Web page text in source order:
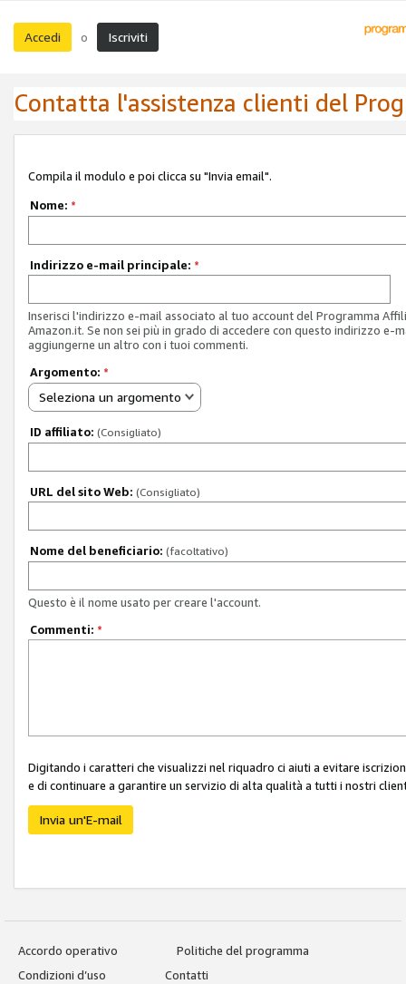
Accedi o Iscriviti
Contatta l'assistenza clienti del
Compila il modulo e poi clicca su "Invia email".
Nome: *
Indirizzo e-mail principale: *
Inserisci l'indirizzo e-mail associato al tuo account del Programma
Amazon.it. Se non sei più in grado di accedere con questo indirizzo e-
aggiungerne un altro con i tuoi commenti.
Argomento: *
Seleziona un argomento
ID affiliato: (Consigliato)
URL del sito Web: (Consigliato)
Nome del beneficiario: (facoltativo)
Questo è il nome usato per creare l'account.
Commenti: *
Digitando i caratteri che visualizzi nel riquadro ci aiuti a evitare
e di continuare a garantire un servizio di alta qualità a tutti i nostri
Invia un'E-mail
Accordo operativo
Politiche del programma
Condizioni d’uso
Contatti